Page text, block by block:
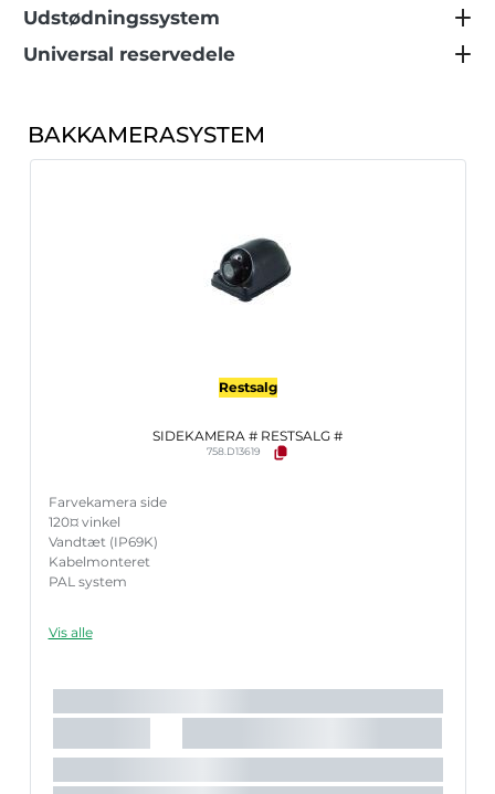
Udstødningssystem
Universal reservedele
BAKKAMERASYSTEM
Restsalg
SIDEKAMERA # RESTSALG #
758.D13619
Farvekamera side
120¤ vinkel
Vandtæt (IP69K)
Kabelmonteret
PAL system
Vis alle